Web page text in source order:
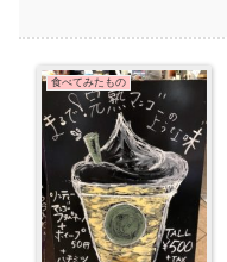
食べてみたもの